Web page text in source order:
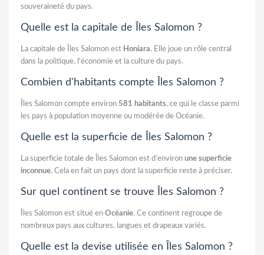
souveraineté du pays.
Quelle est la capitale de Îles Salomon ?
La capitale de Îles Salomon est Honiara. Elle joue un rôle central
dans la politique, l'économie et la culture du pays.
Combien d'habitants compte Îles Salomon ?
Îles Salomon compte environ 581 habitants, ce qui le classe parmi
les pays à population moyenne ou modérée de Océanie.
Quelle est la superficie de Îles Salomon ?
La superficie totale de Îles Salomon est d’environ une superficie
inconnue. Cela en fait un pays dont la superficie reste à préciser.
Sur quel continent se trouve Îles Salomon ?
Îles Salomon est situé en Océanie. Ce continent regroupe de
nombreux pays aux cultures, langues et drapeaux variés.
Quelle est la devise utilisée en Îles Salomon ?